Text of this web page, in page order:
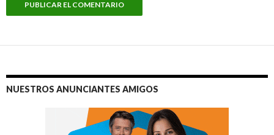
NUESTROS ANUNCIANTES AMIGOS